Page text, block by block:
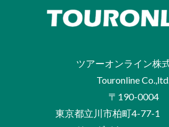
ツアーオンライン株
Touronline Co.,ltd.
〒190-0004
東京都立川市柏町4-77-1